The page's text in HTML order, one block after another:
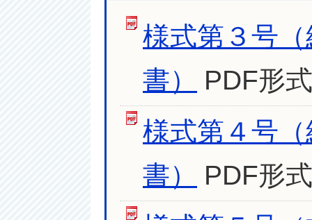
様式第３号
書）
PDF形
様式第４号
書）
PDF形